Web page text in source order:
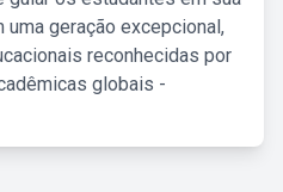
uma geração excepcional,
reconhecidas por
globais -